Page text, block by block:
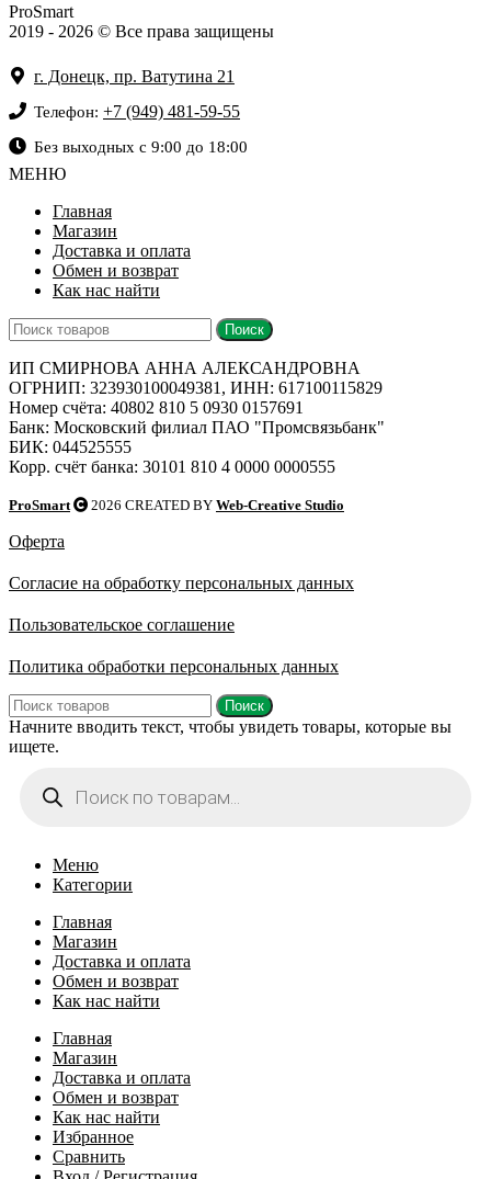
ProSmart
2019 - 2026 © Все права защищены
г. Донецк, пр. Ватутина 21
Телефон: +7 (949) 481-59-55
Без выходных с 9:00 до 18:00
МЕНЮ
Главная
Магазин
Доставка и оплата
Обмен и возврат
Как нас найти
Поиск
ИП СМИРНОВА АННА АЛЕКСАНДРОВНА
ОГРНИП: 323930100049381, ИНН: 617100115829
Номер счёта: 40802 810 5 0930 0157691
Банк: Московский филиал ПАО "Промсвязьбанк"
БИК: 044525555
Корр. счёт банка: 30101 810 4 0000 0000555
ProSmart 2026 CREATED BY Web-Creative Studio
Оферта
Согласие на обработку персональных данных
Пользовательское соглашение
Политика обработки персональных данных
Поиск
Начните вводить текст, чтобы увидеть товары, которые вы
ищете.
товаров
Меню
Категории
Главная
Магазин
Доставка и оплата
Обмен и возврат
Как нас найти
Главная
Магазин
Доставка и оплата
Обмен и возврат
Как нас найти
Избранное
Сравнить